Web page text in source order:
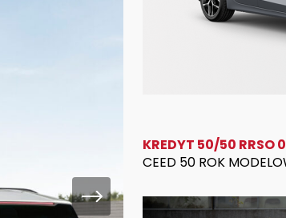
KREDYT 50/50 RRSO
CEED 50 ROK